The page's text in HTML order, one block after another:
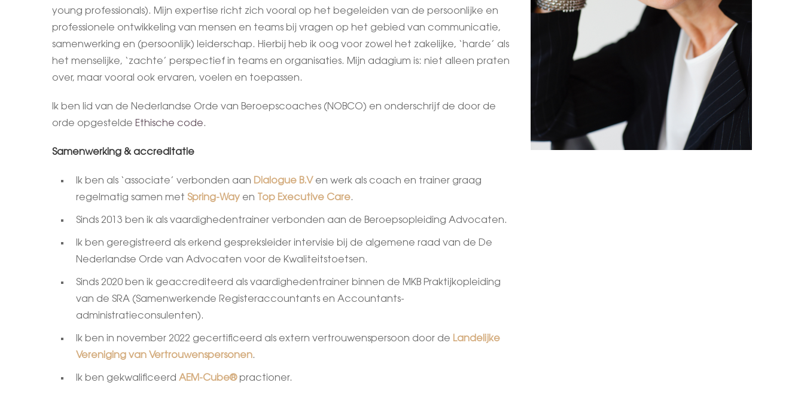
young professionals). Mijn expertise richt zich vooral op het begeleiden van de persoonlijke en
professionele ontwikkeling van mensen en teams bij vragen op het gebied van communicatie,
samenwerking en (persoonlijk) leiderschap. Hierbij heb ik oog voor zowel het zakelijke, ‘harde’ als
het menselijke, ‘zachte’ perspectief in teams en organisaties. Mijn adagium is: niet alleen praten
over, maar vooral ook ervaren, voelen en toepassen.
Ik ben lid van de Nederlandse Orde van Beroepscoaches (NOBCO) en onderschrijf de door de
orde opgestelde Ethische code.
Samenwerking & accreditatie
Ik ben als ‘associate’ verbonden aan Dialogue B.V en werk als coach en trainer graag
regelmatig samen met Spring-Way en Top Executive Care.
Sinds 2013 ben ik als vaardighedentrainer verbonden aan de Beroepsopleiding Advocaten.
Ik ben geregistreerd als erkend gespreksleider intervisie bij de algemene raad van de De
Nederlandse Orde van Advocaten voor de Kwaliteitstoetsen.
Sinds 2020 ben ik geaccrediteerd als vaardighedentrainer binnen de MKB Praktijkopleiding
van de SRA (Samenwerkende Registeraccountants en Accountants-
administratieconsulenten).
Ik ben in november 2022 gecertificeerd als extern vertrouwenspersoon door de Landelijke
Vereniging van Vertrouwenspersonen.
Ik ben gekwalificeerd AEM-Cube®practioner.